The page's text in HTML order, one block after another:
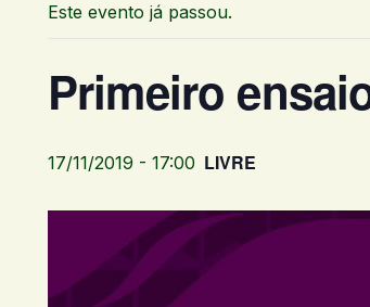
Este evento já passou.
Primeiro
17/11/2019 - 17:00 LIVRE